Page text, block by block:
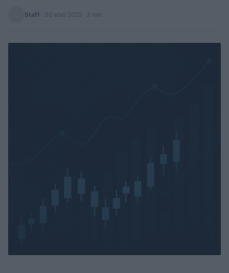
Staff 30 abril 2025 · 3 min